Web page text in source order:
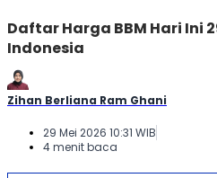
Daftar Harga BBM Hari Ini
Indonesia
Zihan Berliana Ram Ghani
29 Mei 2026 10:31 WIB
4 menit baca